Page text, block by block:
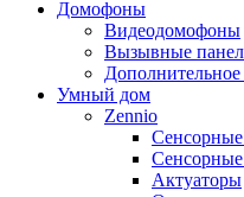
Домофоны
Видеодомофоны
Вызывные
Умный дом
Zennio
Актуаторы